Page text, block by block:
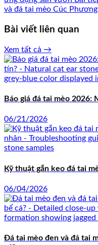
và đá tai mèo Cúc
Bài viết liên quan
Xem tất cả →
Báo giá đá tai mèo 2026:
06/21/2026
Kỹ thuật gắn keo đá tai
06/04/2026
Đá tai mèo đen và đá tai